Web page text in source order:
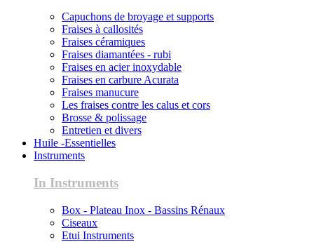
Capuchons de broyage et supports
Fraises à callosités
Fraises céramiques
Fraises diamantées - rubi
Fraises en acier inoxydable
Fraises en carbure Acurata
Fraises manucure
Les fraises contre les calus et cors
Brosse & polissage
Entretien et divers
Huile -Essentielles
Instruments
In Instruments
Box - Plateau Inox - Bassins Rénaux
Ciseaux
Etui Instruments